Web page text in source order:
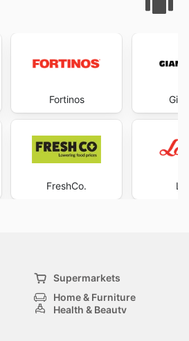
Fortinos
FreshCo.
Supermarkets
Home & Furniture
Health & Beauty